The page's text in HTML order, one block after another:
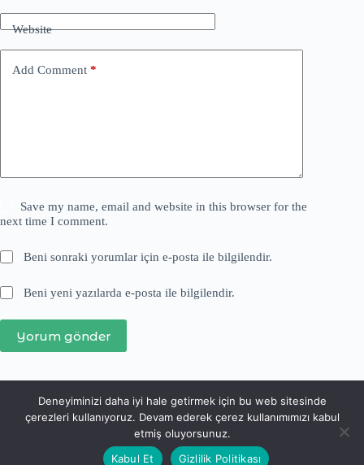
Website
Add Comment *
Save my name, email and website in this browser for the
next time I comment.
Beni sonraki yorumlar için e-posta ile bilgilendir.
Beni yeni yazılarda e-posta ile bilgilendir.
Yorum gönder
Gizlilik Politikası Arşiv
Deneyiminizi daha iyi hale getirmek için bu web sitesinde
çerezleri kullanıyoruz. Devam ederek çerez kullanımımızı kabul
etmiş oluyorsunuz.
Kabul Et
Gizlilik Politikası